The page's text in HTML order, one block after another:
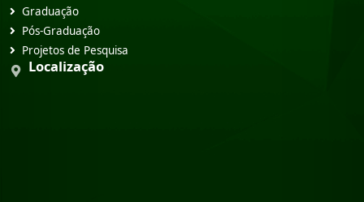
Graduação
Pós-Graduação
Projetos de Pesquisa
Localização